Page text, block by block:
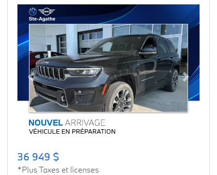
Previous Next
36 949 $
*Plus Taxes et licenses